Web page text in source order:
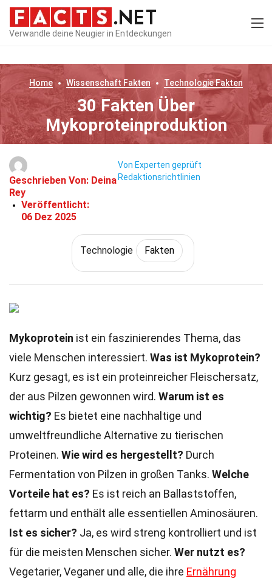
Verwandle deine Neugier in Entdeckungen
Home Wissenschaft Fakten TechnologieFakten
30 Fakten Über
Mykoproteinproduktion
Geschrieben Von: Deina
Rey
Veröffentlicht:
06 Dez 2025
Von Experten geprüft
Redaktionsrichtlinien
Technologie Fakten
Mykoprotein ist ein faszinierendes Thema, das
viele Menschen interessiert. Was ist Mykoprotein?
Kurz gesagt, es ist ein proteinreicher Fleischersatz,
der aus Pilzen gewonnen wird. Warum ist es
wichtig? Es bietet eine nachhaltige und
umweltfreundliche Alternative zu tierischen
Proteinen. Wie wird es hergestellt? Durch
Fermentation von Pilzen in großen Tanks. Welche
Vorteile hat es? Es ist reich an Ballaststoffen,
fettarm und enthält alle essentiellen Aminosäuren.
Ist es sicher? Ja, es wird streng kontrolliert und ist
für die meisten Menschen sicher. Wer nutzt es?
Vegetarier, Veganer und alle, die ihre Ernährung